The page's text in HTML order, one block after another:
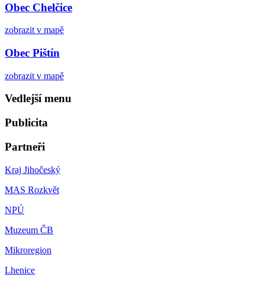
Obec Chelčice
zobrazit v mapě
Obec Pištín
zobrazit v mapě
Vedlejší menu
Publicita
Partneři
Kraj Jihočeský
MAS Rozkvět
NPÚ
Muzeum ČB
Mikroregion
Lhenice